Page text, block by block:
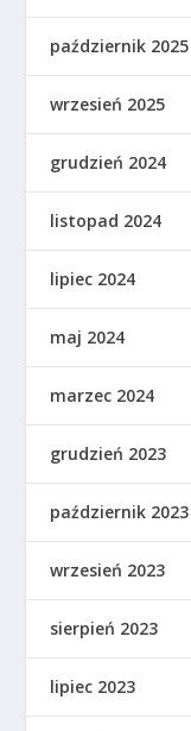
październik 2025
wrzesień 2025
grudzień 2024
listopad 2024
lipiec 2024
maj 2024
marzec 2024
grudzień 2023
październik 2023
wrzesień 2023
sierpień 2023
lipiec 2023